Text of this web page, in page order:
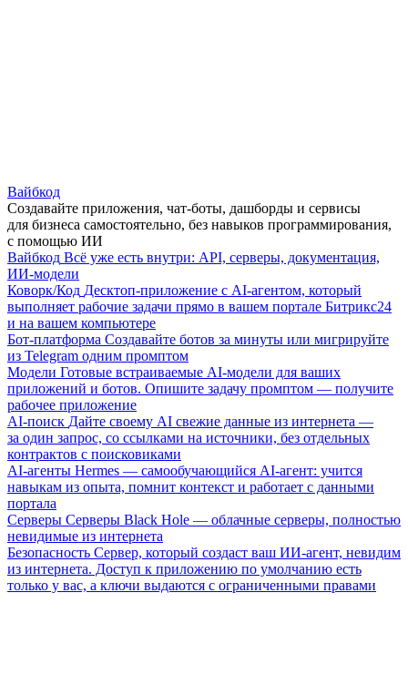
Вайбкод
Создавайте приложения, чат-боты, дашборды и сервисы
для бизнеса самостоятельно, без навыков программирования,
с помощью ИИ
Вайбкод Всё уже есть внутри: API, серверы, документация,
ИИ-модели
Коворк/Код Десктоп-приложение с AI-агентом, который
выполняет рабочие задачи прямо в вашем портале Битрикс24
и на вашем компьютере
Бот-платформа Создавайте ботов за минуты или мигрируйте
из Telegram одним промптом
Модели Готовые встраиваемые AI-модели для ваших
приложений и ботов. Опишите задачу промптом — получите
рабочее приложение
AI-поиск Дайте своему AI свежие данные из интернета —
за один запрос, со ссылками на источники, без отдельных
контрактов с поисковиками
AI-агенты Hermes — самообучающийся AI-агент: учится
навыкам из опыта, помнит контекст и работает с данными
портала
Серверы Серверы Black Hole — облачные серверы, полностью
невидимые из интернета
Безопасность Сервер, который создаст ваш ИИ-агент, невидим
из интернета. Доступ к приложению по умолчанию есть
только у вас, а ключи выдаются с ограниченными правами